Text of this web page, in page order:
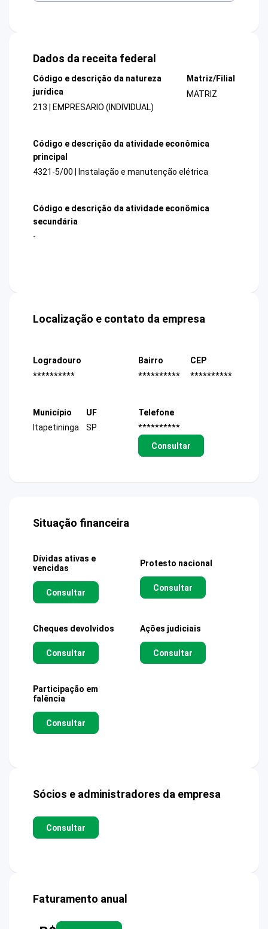
Dados da receita federal
Código e descrição da natureza
jurídica
213 | EMPRESARIO (INDIVIDUAL)
Matriz/Filial
MATRIZ
Código e descrição da atividade econômica
principal
4321-5/00 | Instalação e manutenção elétrica
Código e descrição da atividade econômica
secundária
-
Localização e contato da empresa
Logradouro
**********
Bairro
**********
CEP
**********
Município
Itapetininga
UF
SP
Telefone
**********
Consultar
Situação financeira
Dívidas ativas e
vencidas
Consultar
Protesto nacional
Consultar
Cheques devolvidos
Consultar
Ações judiciais
Consultar
Participação em
falência
Consultar
Sócios e administradores da empresa
Consultar
Faturamento anual